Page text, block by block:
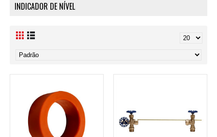
INDICADOR DE NÍVEL